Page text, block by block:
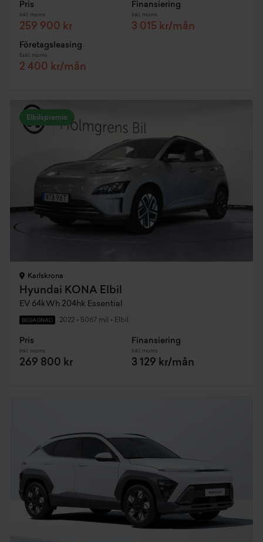
Pris
Inkl. moms
259 900 kr
Finansiering
Inkl. moms
3 015 kr/mån
Företagsleasing
Exkl. moms
2 400 kr/mån
Elbilspremie
Karlskrona
Hyundai KONA Elbil
EV 64kWh 204hk Essential
BEGAGNAD 2022 • 5067 mil • Elbil
Pris
Inkl. moms
269 800 kr
Finansiering
Inkl. moms
3 129 kr/mån